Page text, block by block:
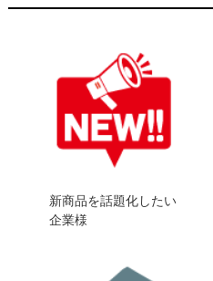
新商品を話題化したい
企業様